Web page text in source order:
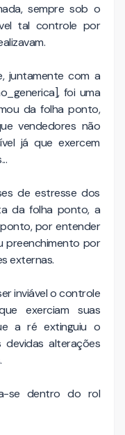
sempre sob o
tal controle por
juntamente com a
foi uma
da folha ponto,
vendedores não
já que exercem
de estresse dos
da folha ponto, a
por entender
preenchimento por
externas.
inviável o controle
exerciam suas
a ré extinguiu o
alterações
se dentro do rol